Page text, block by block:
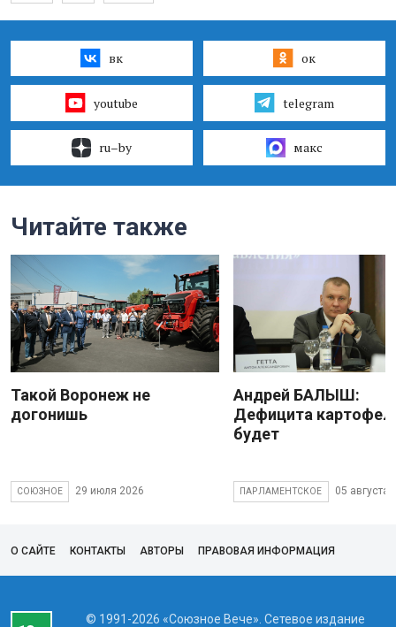
вк ок
youtube telegram
ru–by макс
Читайте также
Такой Воронеж не
догонишь
СОЮЗНОЕ 29 июля 2026
Андрей БАЛЫШ:
Дефицита
будет
ПАРЛАМЕНТСКОЕ 05 августа
О САЙТЕ КОНТАКТЫ АВТОРЫ ПРАВОВАЯ ИНФОРМАЦИЯ
© 1991-2026 «Союзное Вече». Сетевое издание